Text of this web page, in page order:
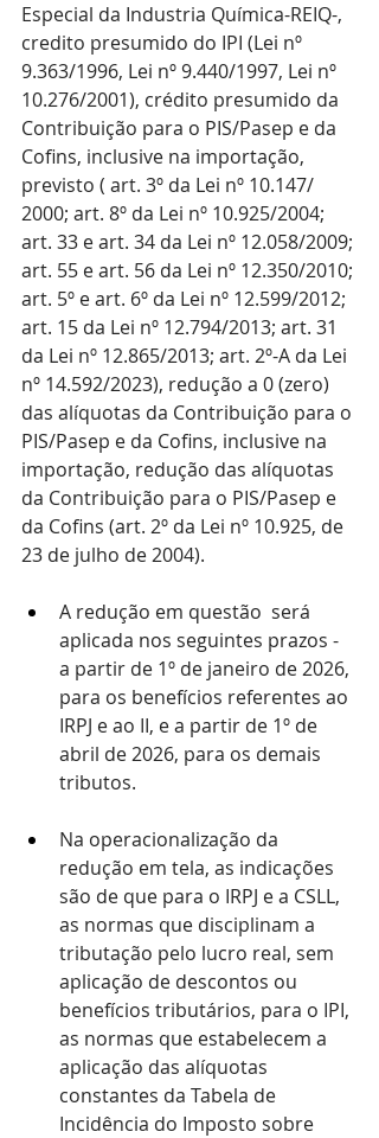
Especial da Industria Química-REIQ-,
credito presumido do IPI (Lei nº
9.363/1996, Lei nº 9.440/1997, Lei nº
10.276/2001), crédito presumido da
Contribuição para o PIS/Pasep e da
Cofins, inclusive na importação,
previsto ( art. 3º da Lei nº 10.147/
2000; art. 8º da Lei nº 10.925/2004;
art. 33 e art. 34 da Lei nº 12.058/2009;
art. 55 e art. 56 da Lei nº 12.350/2010;
art. 5º e art. 6º da Lei nº 12.599/2012;
art. 15 da Lei nº 12.794/2013; art. 31
da Lei nº 12.865/2013; art. 2º-A da Lei
nº 14.592/2023), redução a 0 (zero)
das alíquotas da Contribuição para o
PIS/Pasep e da Cofins, inclusive na
importação, redução das alíquotas
da Contribuição para o PIS/Pasep e
da Cofins (art. 2º da Lei nº 10.925, de
23 de julho de 2004).
A redução em questão  será
aplicada nos seguintes prazos -
a partir de 1º de janeiro de 2026,
para os benefícios referentes ao
IRPJ e ao II, e a partir de 1º de
abril de 2026, para os demais
tributos.
Na operacionalização da
redução em tela, as indicações
são de que para o IRPJ e a CSLL,
as normas que disciplinam a
tributação pelo lucro real, sem
aplicação de descontos ou
benefícios tributários, para o IPI,
as normas que estabelecem a
aplicação das alíquotas
constantes da Tabela de
Incidência do Imposto sobre